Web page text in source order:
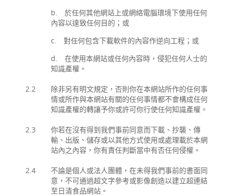
b. 於任何其他網站上或網絡電腦環境下使用任何
內容以達致任何目的；或
c. 對任何包含下載軟件的內容作逆向工程；或
d. 在使用本網站或任何內容時，侵犯任何人士的
知識產權。
2.2
除非另有明文規定，否則你在本網站所作的任何事
情或所作與本網站有關的任何事情都不會構成任何
知識產權的轉讓予你或許可你行使任何知識產權。
2.3
你若在沒有得到我們事前同意而下載、抄襲、傳
輸、出版、儲存或以其他方式使用或處理載於本網
站內之內容，你有責任判斷當中有否任何侵權。
2.4
不論是個人或法人團體，在未得我們事前的書面同
意，不可通過超文字參考或影像創造以建立超連結
至日清食品網站。